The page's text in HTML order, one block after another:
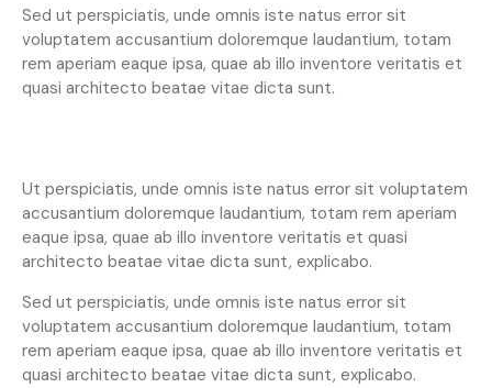
Sed ut perspiciatis, unde omnis iste natus error sit
voluptatem accusantium doloremque laudantium, totam
rem aperiam eaque ipsa, quae ab illo inventore veritatis et
quasi architecto beatae vitae dicta sunt.
Ut perspiciatis, unde omnis iste natus error sit voluptatem
accusantium doloremque laudantium, totam rem aperiam
eaque ipsa, quae ab illo inventore veritatis et quasi
architecto beatae vitae dicta sunt, explicabo.
Sed ut perspiciatis, unde omnis iste natus error sit
voluptatem accusantium doloremque laudantium, totam
rem aperiam eaque ipsa, quae ab illo inventore veritatis et
quasi architecto beatae vitae dicta sunt, explicabo.